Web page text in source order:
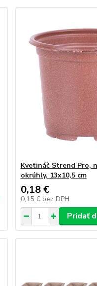
Kvetináč Strend Pro,
okrúhly, 13x10,5 cm
0,18 €
0,15 € bez DPH
Pridať